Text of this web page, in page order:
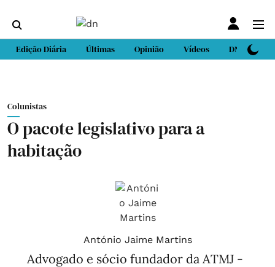
Edição Diária Últimas Opinião Vídeos DN Sport
Colunistas
O pacote legislativo para a
habitação
António Jaime Martins
Advogado e sócio fundador da ATMJ -